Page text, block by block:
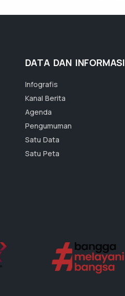
DATA DAN INFORMASI
Infografis
Kanal Berita
Agenda
Pengumuman
Satu Data
Satu Peta